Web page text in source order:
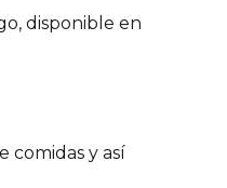
disponible en
comidas y así